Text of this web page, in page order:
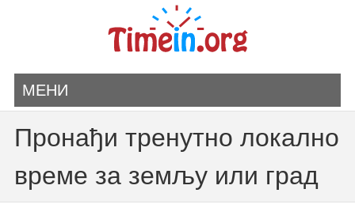
МЕНИ
Пронађи тренутно локално
време за земљу или град